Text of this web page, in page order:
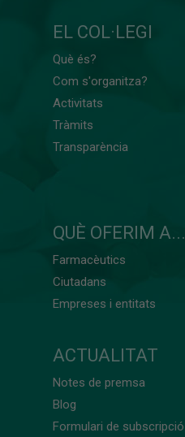
EL COL·LEGI
Què és?
Com s'organitza?
Activitats
Tràmits
Transparència
QUÈ OFERIM A...
Farmacèutics
Ciutadans
Empreses i entitats
ACTUALITAT
Notes de premsa
Blog
Formulari de subscripció